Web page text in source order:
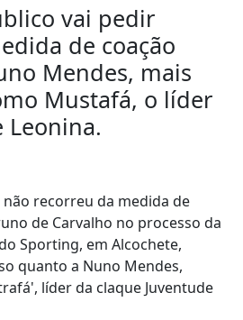
vai pedir
de coação
Mendes, mais
Mustafá, o líder
Leonina.
recorreu da medida de
de Carvalho no processo da
Sporting, em Alcochete,
quanto a Nuno Mendes,
líder da claque Juventude